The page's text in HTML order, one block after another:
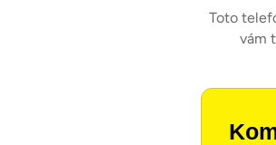
Toto
vám